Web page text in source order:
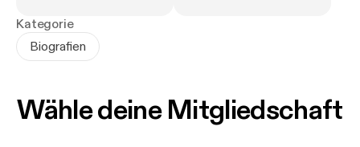
Kategorie
Biografien
Wähle deine Mitgliedschaft